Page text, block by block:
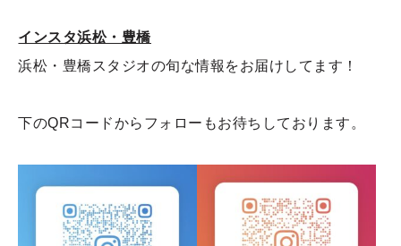
インスタ浜松・豊橋
浜松・豊橋スタジオの旬な情報をお届けしてます！
下のQRコードからフォローもお待ちしております。